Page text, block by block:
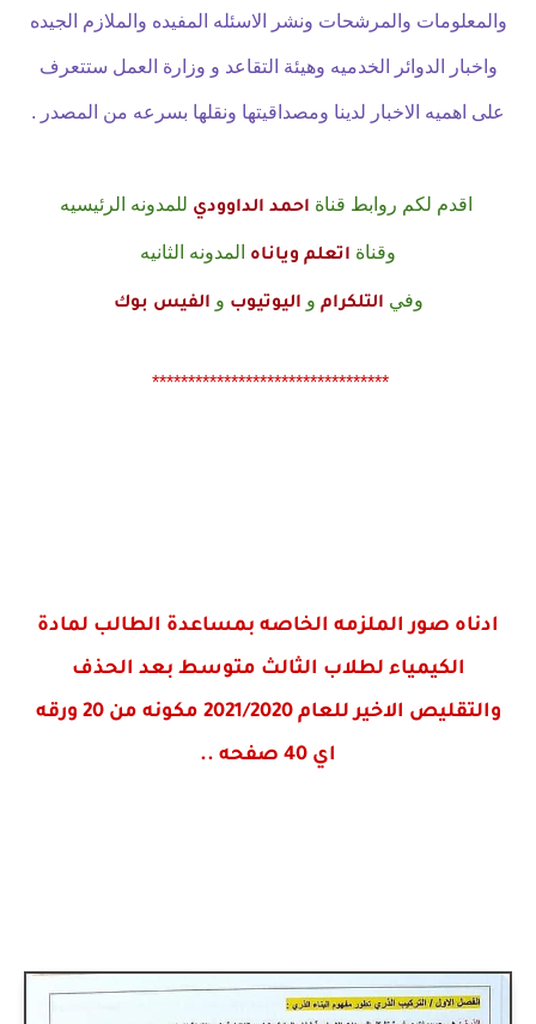
والمعلومات والمرشحات ونشر الاسئله المفيده والملازم الجيده
واخبار الدوائر الخدميه وهيئة التقاعد و وزارة العمل ستتعرف
على اهميه الاخبار لدينا ومصداقيتها ونقلها بسرعه من المصدر .
اقدم لكم روابط قناة احمد الداوودي للمدونه الرئيسيه
وقناة اتعلم وياناه المدونه الثانيه
وفي التلكرام و اليوتيوب و الفيس بوك
*********************************
ادناه صور الملزمه الخاصه بمساعدة الطالب لمادة
الكيمياء لطلاب الثالث متوسط بعد الحذف
والتقليص الاخير للعام 2021/2020 مكونه من 20 ورقه
اي 40 صفحه ..